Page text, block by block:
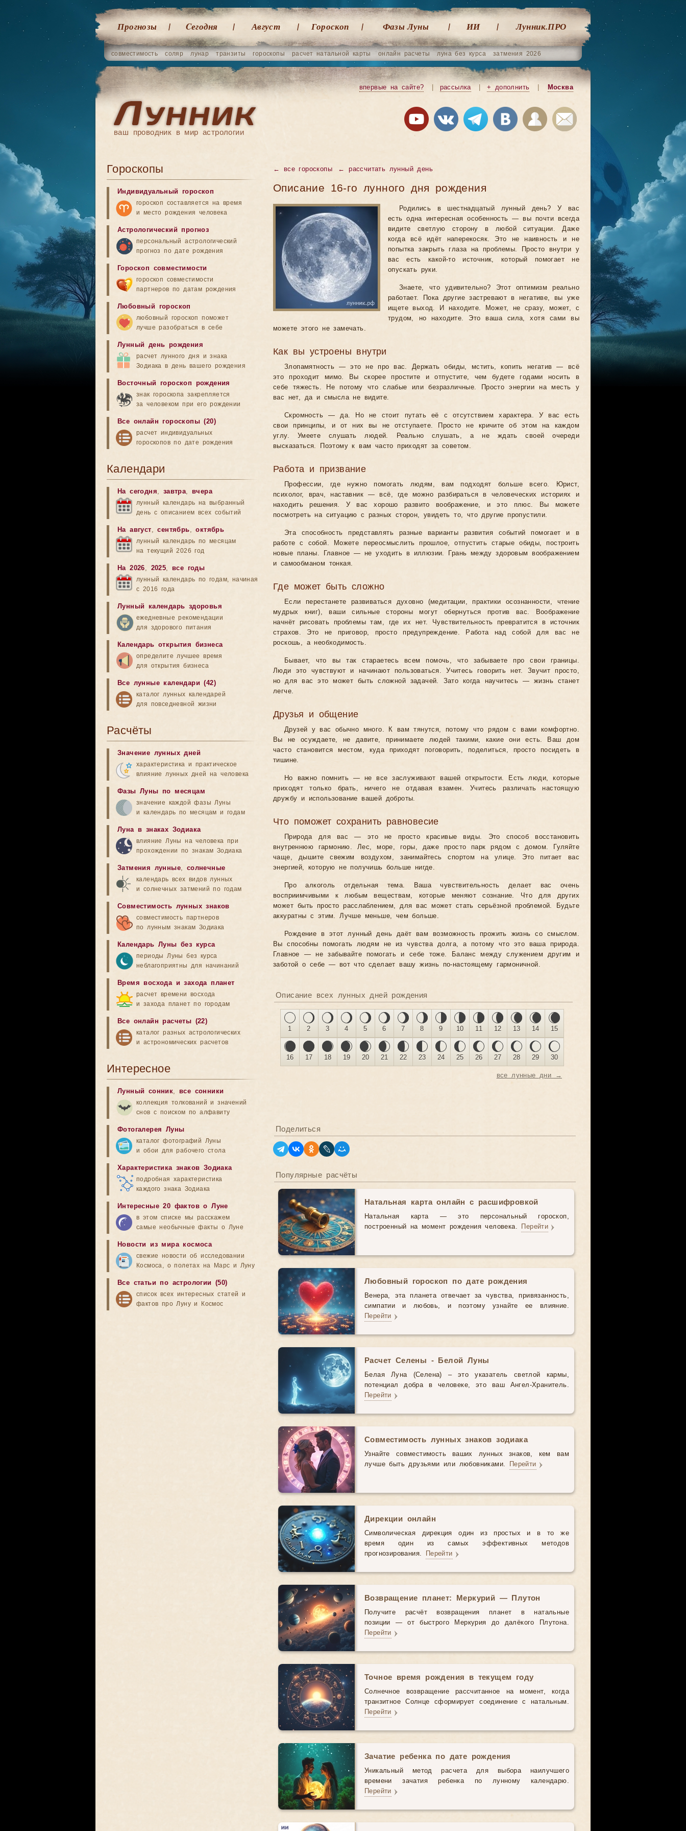
Прогнозы Cегодня Август Гороскоп Фазы Луны ИИ Лунник.ПРО
совместимость соляр лунар транзиты гороскопы расчет натальной карты онлайн расчеты луна без курса затмения 2026
ваш проводник в мир астрологии
впервые на сайте? рассылка + дополнить Москва
← все гороскопы ←рассчитать лунный день
Описание 16-го лунного дня рождения
Родились в шестнадцатый лунный день? У вас
есть одна интересная особенность — вы почти всегда
видите светлую сторону в любой ситуации. Даже
когда всё идёт наперекосяк. Это не наивность и не
попытка закрыть глаза на проблемы. Просто внутри у
вас есть какой-то источник, который помогает не
опускать руки.
Знаете, что удивительно? Этот оптимизм реально
работает. Пока другие застревают в негативе, вы уже
ищете выход. И находите. Может, не сразу, может, с
трудом, но находите. Это ваша сила, хотя сами вы
можете этого не замечать.
Как вы устроены внутри
Злопамятность — это не про вас. Держать обиды, мстить, копить негатив — всё
это проходит мимо. Вы скорее простите и отпустите, чем будете годами носить в
себе тяжесть. Не потому что слабые или безразличные. Просто энергии на месть у
вас нет, да и смысла не видите.
Скромность — да. Но не стоит путать её с отсутствием характера. У вас есть
свои принципы, и от них вы не отступаете. Просто не кричите об этом на каждом
углу. Умеете слушать людей. Реально слушать, а не ждать своей очереди
высказаться. Поэтому к вам часто приходят за советом.
Работа и призвание
Профессии, где нужно помогать людям, вам подходят больше всего. Юрист,
психолог, врач, наставник — всё, где можно разбираться в человеческих историях и
находить решения. У вас хорошо развито воображение, и это плюс. Вы можете
посмотреть на ситуацию с разных сторон, увидеть то, что другие пропустили.
Эта способность представлять разные варианты развития событий помогает и в
работе с собой. Можете переосмыслить прошлое, отпустить старые обиды, построить
новые планы. Главное — не уходить в иллюзии. Грань между здоровым воображением
и самообманом тонкая.
Где может быть сложно
Если перестанете развиваться духовно (медитации, практики осознанности, чтение
мудрых книг), ваши сильные стороны могут обернуться против вас. Воображение
начнёт рисовать проблемы там, где их нет. Чувствительность превратится в источник
страхов. Это не приговор, просто предупреждение. Работа над собой для вас не
роскошь, а необходимость.
Бывает, что вы так стараетесь всем помочь, что забываете про свои границы.
Люди это чувствуют и начинают пользоваться. Учитесь говорить нет. Звучит просто,
но для вас это может быть сложной задачей. Зато когда научитесь — жизнь станет
легче.
Друзья и общение
Друзей у вас обычно много. К вам тянутся, потому что рядом с вами комфортно.
Вы не осуждаете, не давите, принимаете людей такими, какие они есть. Ваш дом
часто становится местом, куда приходят поговорить, поделиться, просто посидеть в
тишине.
Но важно помнить — не все заслуживают вашей открытости. Есть люди, которые
приходят только брать, ничего не отдавая взамен. Учитесь различать настоящую
дружбу и использование вашей доброты.
Что поможет сохранить равновесие
Природа для вас — это не просто красивые виды. Это способ восстановить
внутреннюю гармонию. Лес, море, горы, даже просто парк рядом с домом. Гуляйте
чаще, дышите свежим воздухом, занимайтесь спортом на улице. Это питает вас
энергией, которую не получишь больше нигде.
Про алкоголь отдельная тема. Ваша чувствительность делает вас очень
восприимчивыми к любым веществам, которые меняют сознание. Что для других
может быть просто расслаблением, для вас может стать серьёзной проблемой. Будьте
аккуратны с этим. Лучше меньше, чем больше.
Рождение в этот лунный день даёт вам возможность прожить жизнь со смыслом.
Вы способны помогать людям не из чувства долга, а потому что это ваша природа.
Главное — не забывайте помогать и себе тоже. Баланс между служением другим и
заботой о себе — вот что сделает вашу жизнь по-настоящему гармоничной.
Описание всех лунных дней рождения
1 2 3 4 5 6 7 8 9 10 11 12 13 14 15
16 17 18 19 20 21 22 23 24 25 26 27 28 29 30
все лунные дни →
Поделиться
Популярные расчёты
Натальная карта онлайн с расшифровкой
Натальная карта — это персональный гороскоп,
построенный на момент рождения человека. Перейти
Любовный гороскоп по дате рождения
Венера, эта планета отвечает за чувства, привязанность,
симпатии и любовь, и поэтому узнайте ее влияние.
Перейти
Расчет Селены - Белой Луны
Белая Луна (Селена) – это указатель светлой кармы,
потенциал добра в человеке, это ваш Ангел-Хранитель.
Перейти
Совместимость лунных знаков зодиака
Узнайте совместимость ваших лунных знаков, кем вам
лучше быть друзьями или любовниками. Перейти
Дирекции онлайн
Символическая дирекция один из простых и в то же
время один из самых эффективных методов
прогнозирования. Перейти
Возвращение планет: Меркурий — Плутон
Получите расчёт возвращения планет в натальные
позиции — от быстрого Меркурия до далёкого Плутона.
Перейти
Точное время рождения в текущем году
Солнечное возвращение рассчитанное на момент, когда
транзитное Солнце сформирует соединение с натальным.
Перейти
Зачатие ребенка по дате рождения
Уникальный метод расчета для выбора наилучшего
времени зачатия ребенка по лунному календарю.
Перейти
Гороскопы
Индивидуальный гороскоп
гороскоп составляется на время
и место рождения человека
Астрологический прогноз
персональный астрологический
прогноз по дате рождения
Гороскоп совместимости
гороскоп совместимости
партнеров по датам рождения
Любовный гороскоп
любовный гороскоп поможет
лучше разобраться в себе
Лунный день рождения
расчет лунного дня и знака
Зодиака в день вашего рождения
Восточный гороскоп рождения
знак гороскопа закрепляется
за человеком при его рождении
Все онлайн гороскопы (20)
расчет индивидуальных
гороскопов по дате рождения
Календари
На сегодня, завтра,вчера
лунный календарь на выбранный
день с описанием всех событий
На август,сентябрь,октябрь
лунный календарь по месяцам
на текущий 2026 год
На 2026, 2025,все годы
лунный календарь по годам, начиная
с 2016 года
Лунный календарь здоровья
ежедневные рекомендации
для здорового питания
Календарь открытия бизнеса
определите лучшее время
для открытия бизнеса
Все лунные календари (42)
каталог лунных календарей
для повседневной жизни
Расчёты
Значение лунных дней
характеристика и практическое
влияние лунных дней на человека
Фазы Луны по месяцам
значение каждой фазы Луны
и календарь по месяцам и годам
Луна в знаках Зодиака
влияние Луны на человека при
прохождении по знакам Зодиака
Затмения лунные, солнечные
календарь всех видов лунных
и солнечных затмений по годам
Совместимость лунных знаков
совместимость партнеров
по лунным знакам Зодиака
Календарь Луны без курса
периоды Луны без курса
неблагоприятны для начинаний
Время восхода и захода планет
расчет времени восхода
и захода планет по городам
Все онлайн расчеты (22)
каталог разных астрологических
и астрономических расчетов
Интересное
Лунный сонник, все сонники
коллекция толкований и значений
снов с поиском по алфавиту
Фотогалерея Луны
каталог фотографий Луны
и обои для рабочего стола
Характеристика знаков Зодиака
подробная характеристика
каждого знака Зодиака
Интересные 20 фактов о Луне
в этом списке мы расскажем
самые необычные факты о Луне
Новости из мира космоса
свежие новости об исследовании
Космоса, о полетах на Марс и Луну
Все статьи по астрологии (50)
список всех интересных статей и
фактов про Луну и Космос